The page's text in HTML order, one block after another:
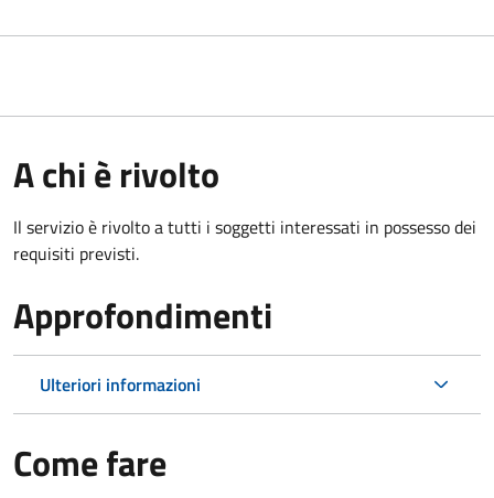
A chi è rivolto
Il servizio è rivolto a tutti i soggetti interessati in possesso dei
requisiti previsti.
Approfondimenti
Ulteriori informazioni
Come fare